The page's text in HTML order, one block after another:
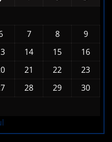
2026
V S
D
7 8
9
14 15
16